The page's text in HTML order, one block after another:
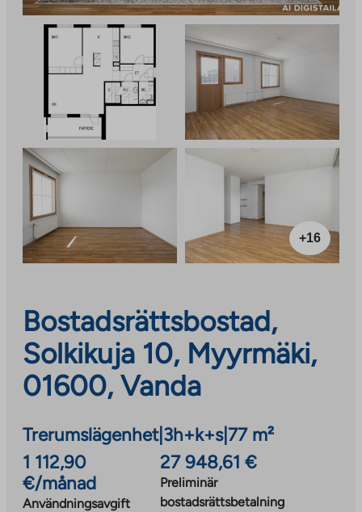
+16
Bostadsrättsbostad,
Solkikuja 10, Myyrmäki,
01600, Vanda
Trerumslägenhet| 3h+k+s| 77 m²
1 112,90
€/månad
Användningsavgift
27 948,61 €
Preliminär
bostadsrättsbetalning